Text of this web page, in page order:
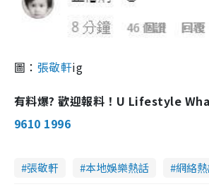
圖： 張敬軒ig
有料爆? 歡迎報料！U Lifestyle
9610 1996
張敬軒 本地娛樂熱話 網絡